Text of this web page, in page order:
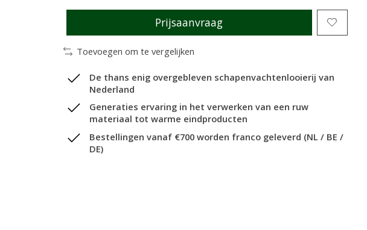
Prijsaanvraag
Toevoegen om te vergelijken
De thans enig overgebleven schapenvachtenlooierij van
Nederland
Generaties ervaring in het verwerken van een ruw
materiaal tot warme eindproducten
Bestellingen vanaf €700 worden franco geleverd (NL / BE /
DE)